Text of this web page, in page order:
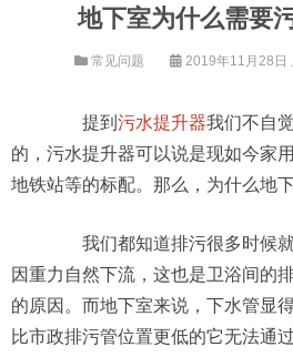
地下室为什么需要
常见问题 2019年11月28日
提到 污水提升器我们不自
的，污水提升器可以说是现如今家
地铁站等的标配。那么，为什么地
我们都知道排污很多时候就
因重力自然下流，这也是卫浴间的
的原因。而地下室来说，下水管显
比市政排污管位置更低的它无法通